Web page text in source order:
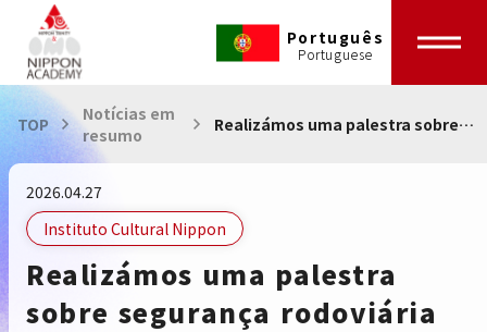
Português
TOP
Notícias em
resumo
Realizámos uma palestra sobre
2026.04.27
Instituto Cultural Nippon
Realizámos uma palestra
sobre segurança rodoviária